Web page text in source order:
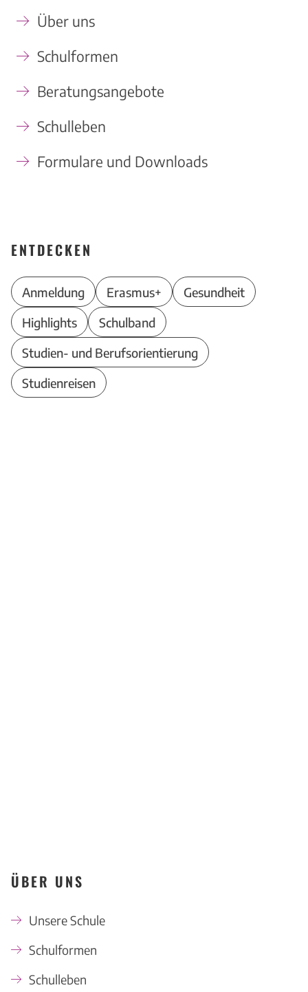
Über uns
Schulformen
Beratungsangebote
Schulleben
Formulare und Downloads
ENTDECKEN
Anmeldung Erasmus+
Gesundheit
Highlights
Schulband
Studien- und Berufsorientierung
Studienreisen
ÜBER UNS
Unsere Schule
Schulformen
Schulleben